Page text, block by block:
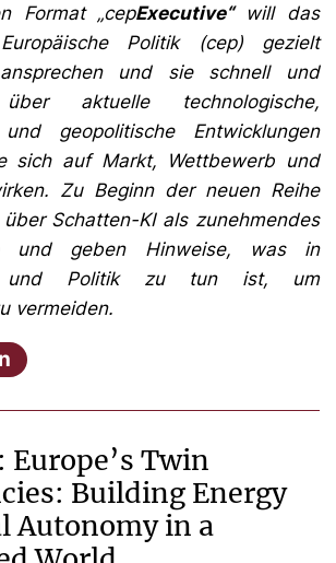
Format „cepExecutive“ will das
Politik (cep) gezielt
und sie schnell und
aktuelle technologische,
geopolitische Entwicklungen
sich auf Markt, Wettbewerb und
Zu Beginn der neuen Reihe
Schatten-KI als zunehmendes
und geben Hinweise, was in
und Politik zu tun ist, um
vermeiden.
Europe’s Twin
Building Energy
Autonomy in a